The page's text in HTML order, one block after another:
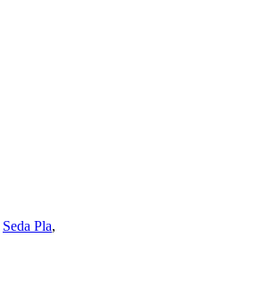
Seda Pla,